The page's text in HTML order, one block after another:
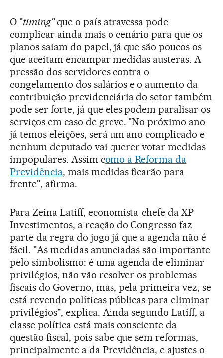
O "timing"que o país atravessa pode
complicar ainda mais o cenário para que os
planos saiam do papel, já que são poucos os
que aceitam encampar medidas austeras. A
pressão dos servidores contra o
congelamento dos salários e o aumento da
contribuição previdenciária do setor também
pode ser forte, já que eles podem paralisar os
serviços em caso de greve. "No próximo ano
já temos eleições, será um ano complicado e
nenhum deputado vai querer votar medidas
impopulares. Assim como a Reforma da
Previdência, mais medidas ficarão para
frente", afirma.
Para Zeina Latiff, economista-chefe da XP
Investimentos, a reação do Congresso faz
parte da regra do jogo já que a agenda não é
fácil. "As medidas anunciadas são importante
pelo simbolismo: é uma agenda de eliminar
privilégios, não vão resolver os problemas
fiscais do Governo, mas, pela primeira vez, se
está revendo políticas públicas para eliminar
privilégios", explica. Ainda segundo Latiff, a
classe política está mais consciente da
questão fiscal, pois sabe que sem reformas,
principalmente a da Previdência, e ajustes o